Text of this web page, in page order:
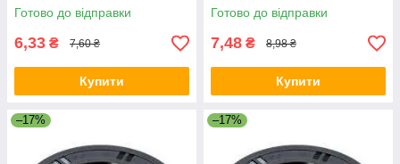
Готово до відправки
6,33 ₴ 7,60 ₴
Купити
Готово до відправки
7,48 ₴ 8,98 ₴
Купити
–17% –17%